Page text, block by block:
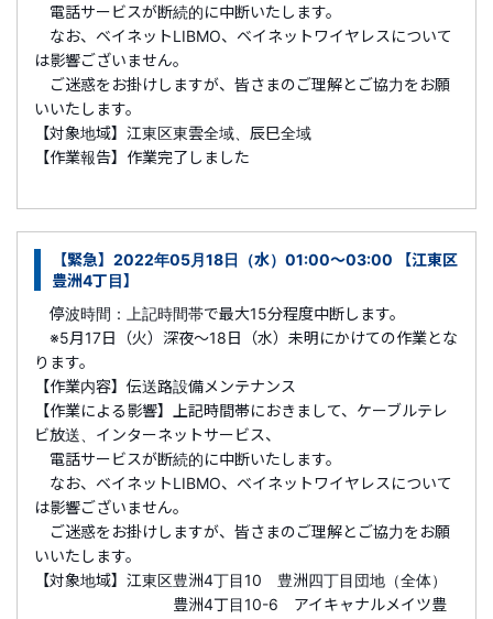
電話サービスが断続的に中断いたします。
なお、ベイネットLIBMO、ベイネットワイヤレスについて
は影響ございません。
ご迷惑をお掛けしますが、皆さまのご理解とご協力をお願
いいたします。
【対象地域】江東区東雲全域、辰巳全域
【作業報告】作業完了しました
【緊急】2022年05月18日（水）01:00～03:00 【江東区
豊洲4丁目】
停波時間：上記時間帯で最大15分程度中断します。
※5月17日（火）深夜～18日（水）未明にかけての作業とな
ります。
【作業内容】伝送路設備メンテナンス
【作業による影響】上記時間帯におきまして、ケーブルテレ
ビ放送、インターネットサービス、
電話サービスが断続的に中断いたします。
なお、ベイネットLIBMO、ベイネットワイヤレスについて
は影響ございません。
ご迷惑をお掛けしますが、皆さまのご理解とご協力をお願
いいたします。
【対象地域】江東区豊洲4丁目10 豊洲四丁目団地（全体）
豊洲4丁目10-6 アイキャナルメイツ豊